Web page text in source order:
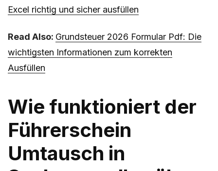
Excel richtig und sicher ausfüllen
Read Also: Grundsteuer 2026 Formular Pdf: Die
wichtigsten Informationen zum korrekten
Ausfüllen
Wie funktioniert der
Führerschein
Umtausch in